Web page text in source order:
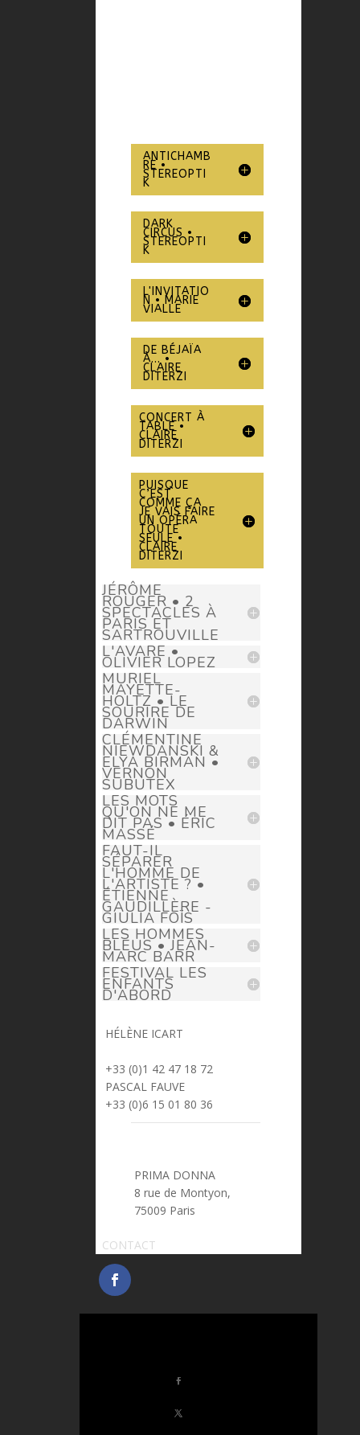
ANTICHAMB
RE •
STEREOPTI
K
DARK
CIRCUS •
STEREOPTI
K
L'INVITATIO
N • MARIE
VIALLE
DE BÉJAÏA
À... •
CLAIRE
DITERZI
CONCERT À
TABLE •
CLAIRE
DITERZI
PUISQUE
C’EST
COMME ÇA
JE VAIS FAIRE
UN OPÉRA
TOUTE
SEULE •
CLAIRE
DITERZI
JÉRÔME
ROUGER • 2
SPECTACLES À
PARIS ET
SARTROUVILLE
L'AVARE •
OLIVIER LOPEZ
MURIEL
MAYETTE-
HOLTZ • LE
SOURIRE DE
DARWIN
CLÉMENTINE
NIEWDANSKI &
ELYA BIRMAN •
VERNON
SUBUTEX
LES MOTS
QU'ON NE ME
DIT PAS • ÉRIC
MASSÉ
FAUT-IL
SÉPARER
L'HOMME DE
L'ARTISTE ? •
ÉTIENNE
GAUDILLÈRE -
GIULIA FOÏS
LES HOMMES
BLEUS • JEAN-
MARC BARR
FESTIVAL LES
ENFANTS
D'ABORD
HÉLÈNE ICART
> helene.icart@prima-donna.fr
+33 (0)1 42 47 18 72
PASCAL FAUVE
> pascal.fauve@prima-donna.fr
+33 (0)6 15 01 80 36
PRIMA DONNA
8 rue de Montyon,
75009 Paris
CONTACT